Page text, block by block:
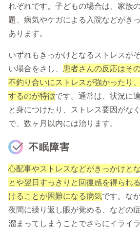
れぞれです。子どもの場合は、家族
題、病気やケガによる入院などがき
あります。
いずれもきっかけとなるストレスが
い場合をさし、 患者さんの反応はそ
不釣り合いにストレスが強かったり
するのが特徴です。通常は、状況に
と身につけたり、ストレス要因がな
で、数ヶ月以内には治ります。
不眠障害
心配事やストレスなどがきっかけと
とや翌日すっきりと回復感を得られ
けることが困難になる病気です。な
夜間に繰り返し眼が覚める、などの
溜まってしまうことでさらにイライ